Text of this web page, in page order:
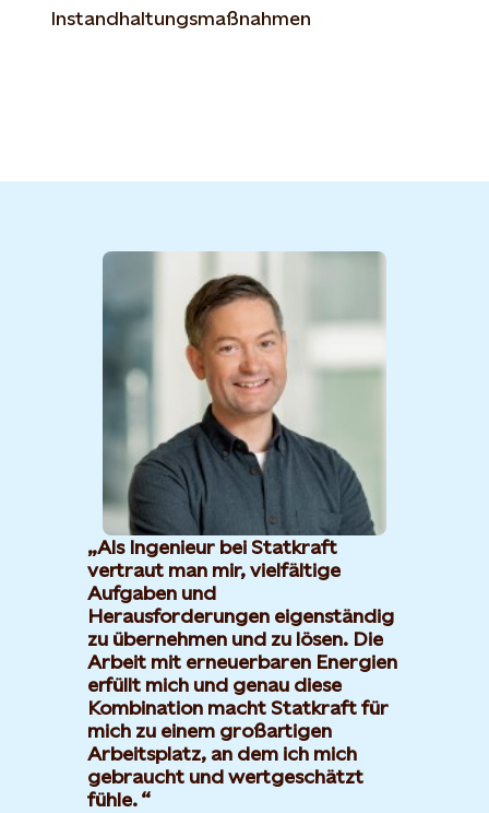
Instandhaltungsmaßnahmen
Als Ingenieur bei Statkraft
vertraut man mir, vielfältige
Aufgaben und
Herausforderungen eigenständig
zu übernehmen und zu lösen. Die
Arbeit mit erneuerbaren Energien
erfüllt mich und genau diese
Kombination macht Statkraft für
mich zu einem großartigen
Arbeitsplatz, an dem ich mich
gebraucht und wertgeschätzt
fühle.